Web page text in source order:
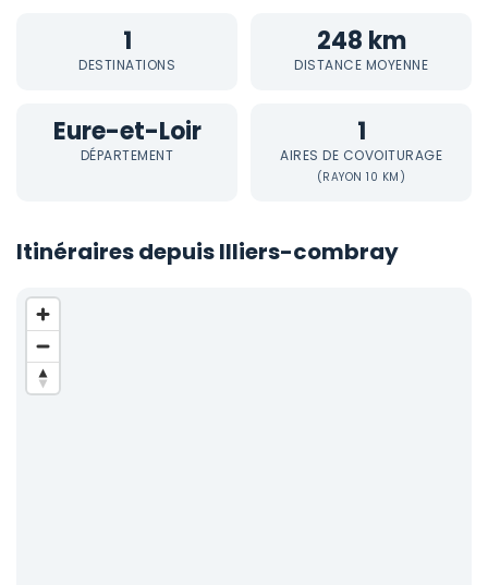
1
DESTINATIONS
248 km
DISTANCE MOYENNE
Eure-et-Loir
DÉPARTEMENT
1
AIRES DE COVOITURAGE
(RAYON 10 KM)
Itinéraires depuis Illiers-combray